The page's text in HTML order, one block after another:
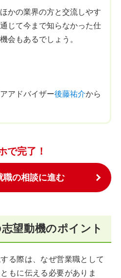
かの業界の方と交流しやす
じて今まで知らなかった仕
会もあるでしょう。
アドバイザー後藤祐介から
で完了！
職の相談に進む
望動機のポイント
る際は、なぜ営業職として
もに伝える必要がありま